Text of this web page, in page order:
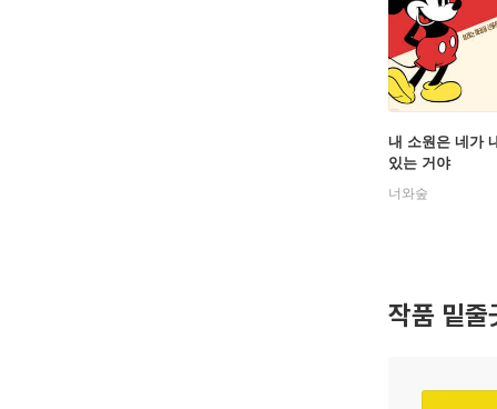
내 소원은 네가
있는 거야
너와숲
작품 밑줄